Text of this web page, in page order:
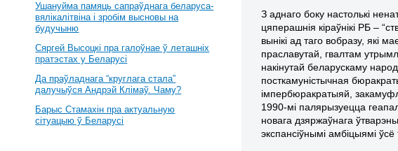
З аднаго боку настолькі
цяперашнія кіраўнікі РБ –
вынікі ад таго вобразу, які
праславутай, гвалтам
накінутай беларускаму
посткамуністычная
імпербюракратыяй,
1990-мі палярызуецца
новага дзяржаўнага
экспансіўнымі амбіцыямі
Ушануйма памяць сапраўднага беларуса-
вялікалітвіна і зробім высновы на
будучыню
Сяргей Высоцкі пра галоўнае ў леташніх
пратэстах у Беларусі
Да праўладнага “круглага стала”
далучыўся Андрэй Клімаў. Чаму?
Барыс Стамахін пра актуальную
сітуацыю ў Беларусі